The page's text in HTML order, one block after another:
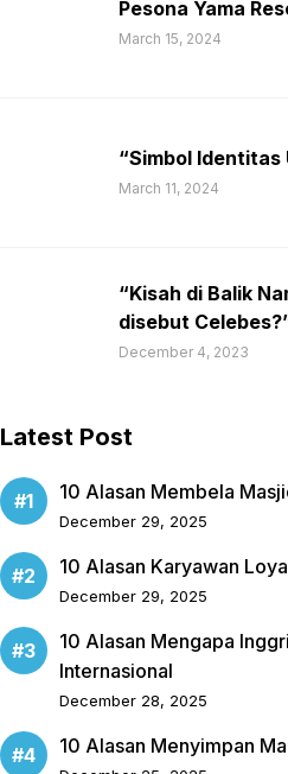
Pesona Yama
March 15, 2024
“Simbol Identitas
March 11, 2024
“Kisah di Balik
disebut
December 4, 2023
Latest Post
10 Alasan Membela
December 29, 2025
10 Alasan Karyawan
December 29, 2025
10 Alasan Mengapa
Internasional
December 28, 2025
10 Alasan Menyimpan